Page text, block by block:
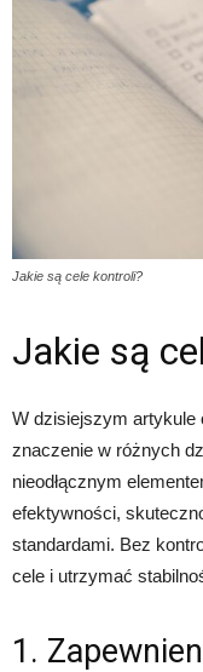
Jakie są cele kontroli?
Jakie są
W dzisiejszym artykule
znaczenie w różnych
nieodłącznym
efektywności,
standardami. Bez
cele i utrzymać
1.